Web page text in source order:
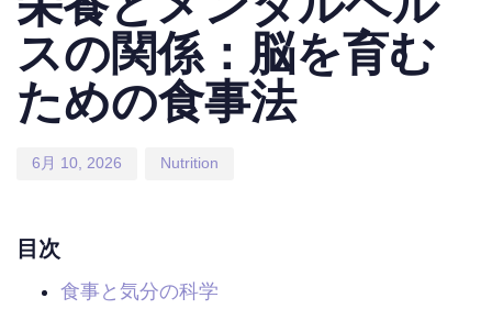
スの関係：脳を育む
ための食事法
6月 10, 2026 Nutrition
目次
食事と気分の科学